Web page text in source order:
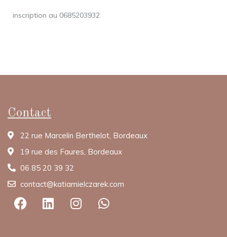
inscription au 0685203932
Contact
22 rue Marcelin Berthelot, Bordeaux
19 rue des Faures, Bordeaux
06 85 20 39 32
contact@katiamielczarek.com